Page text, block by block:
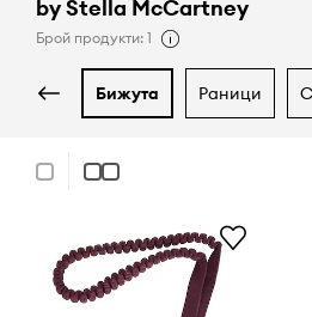
by Stella McCartney
Брой продукти: 1
бижута раници